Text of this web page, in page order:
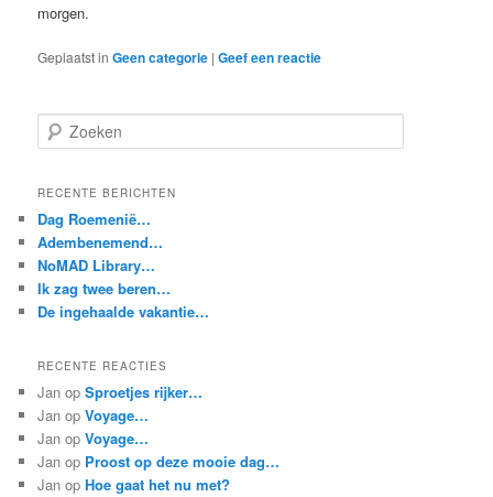
morgen.
Geplaatst in Geen categorie |Geef een reactie
o
k
n
RECENTE BERICHTEN
Dag Roemenië…
Adembenemend…
NoMAD Library…
Ik zag twee beren…
De ingehaalde vakantie…
RECENTE REACTIES
Jan opSproetjes rijker…
Jan opVoyage…
Jan opVoyage…
Jan op Proost op deze mooie dag…
Jan opHoe gaat het nu met?